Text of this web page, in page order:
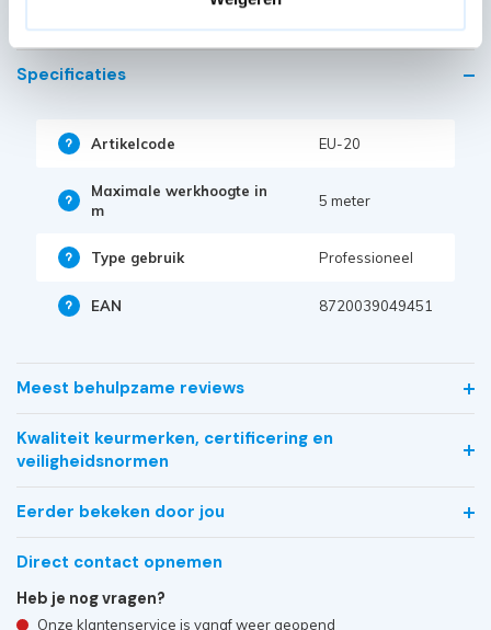
Specificaties
Artikelcode EU-20
Maximale werkhoogte in
m
5 meter
Type gebruik Professioneel
EAN 8720039049451
Meest behulpzame reviews
Kwaliteit keurmerken, certificering en
veiligheidsnormen
Eerder bekeken door jou
Direct contact opnemen
Heb je nog vragen?
Onze klantenservice is vanaf weer geopend